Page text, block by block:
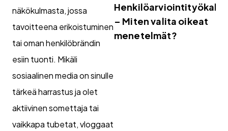
näkökulmasta, jossa
tavoitteena erikoistuminen
tai oman henkilöbrändin
esiin tuonti. Mikäli
sosiaalinen media on sinulle
tärkeä harrastus ja olet
aktiivinen somettaja tai
vaikkapa tubetat, vloggaat
Henkilöarviointityökalut
– Miten valita oikeat
menetelmät?